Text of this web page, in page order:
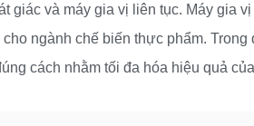
giác và máy gia vị liên tục. Máy gia
ngành chế biến thực phẩm.
cách nhằm tối đa hóa hiệu quả